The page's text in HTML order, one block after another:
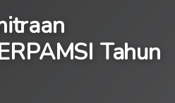
Tahun